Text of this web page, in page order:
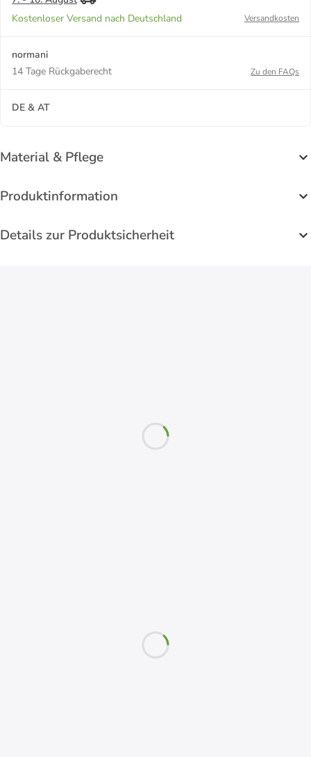
Kostenloser Versand nach Deutschland
Versandkosten
normani
14 Tage Rückgaberecht
Zu den FAQs
DE & AT
Material & Pflege
Produktinformation
Details zur Produktsicherheit